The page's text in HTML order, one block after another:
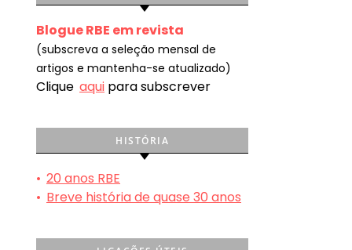
Blogue RBE em revista
(subscreva a seleção mensal de
artigos e mantenha-se atualizado)
Clique aqui para subscrever
HISTÓRIA
• 20 anos RBE
• Breve história de quase 30 anos